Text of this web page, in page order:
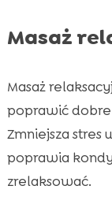
Masaż
Masaż
poprawić dobre
Zmniejsza stres
poprawia
zrelaksować.